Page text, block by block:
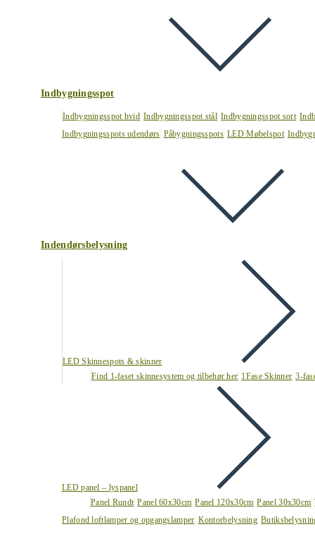
Indbygningsspot
Indbygningsspot hvid Indbygningsspot stål Indbygningsspot sort
Indbygningsspots udendørs Påbygningsspots LED Møbelspot
Indendørsbelysning
LED Skinnespots & skinner
Find 1-faset skinnesystem og tilbehør her 1Fase Skinner 3-
LED panel – lyspanel
Panel Rundt Panel 60x30cm Panel 120x30cm Panel 30x30cm
Plafond loftlamper og opgangslamper Kontorbelysning